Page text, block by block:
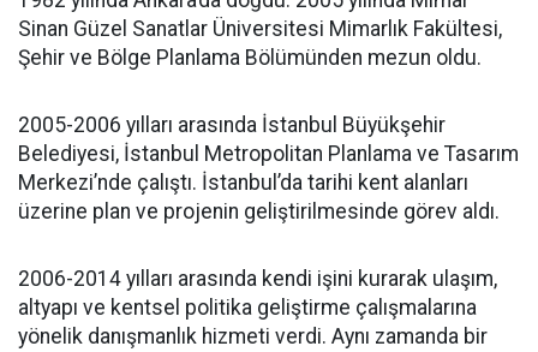
Sinan Güzel Sanatlar Üniversitesi Mimarlık Fakültesi,
Şehir ve Bölge Planlama Bölümünden mezun oldu.
2005-2006 yılları arasında İstanbul Büyükşehir
Belediyesi, İstanbul Metropolitan Planlama ve Tasarım
Merkezi’nde çalıştı. İstanbul’da tarihi kent alanları
üzerine plan ve projenin geliştirilmesinde görev aldı.
2006-2014 yılları arasında kendi işini kurarak ulaşım,
altyapı ve kentsel politika geliştirme çalışmalarına
yönelik danışmanlık hizmeti verdi. Aynı zamanda bir